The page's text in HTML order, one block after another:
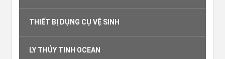
THIẾT BỊ DỤNG CỤ VỆ SINH
LY THỦY TINH OCEAN